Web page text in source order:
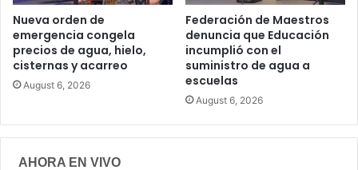
Nueva orden de
emergencia congela
precios de agua, hielo,
cisternas y acarreo
August 6, 2026
Federación de Maestros
denuncia que Educación
incumplió con el
suministro de agua a
escuelas
August 6, 2026
AHORA EN VIVO